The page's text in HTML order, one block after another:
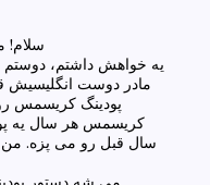
سلام!
یه خواهش داشتم،
مادر دوست
پودینگ کریسمس
کریسمس هر سال یه
سال قبل رو می پزه. من